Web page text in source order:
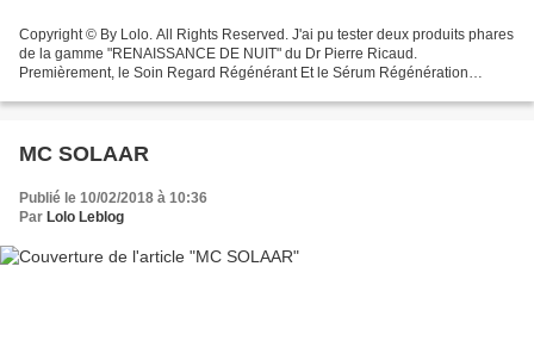
Copyright © By Lolo. All Rights Reserved. J'ai pu tester deux produits phares
de la gamme "RENAISSANCE DE NUIT" du Dr Pierre Ricaud.
Premièrement, le Soin Regard Régénérant Et le Sérum Régénération
MC SOLAAR
Publié le 10/02/2018 à 10:36
Par Lolo Leblog